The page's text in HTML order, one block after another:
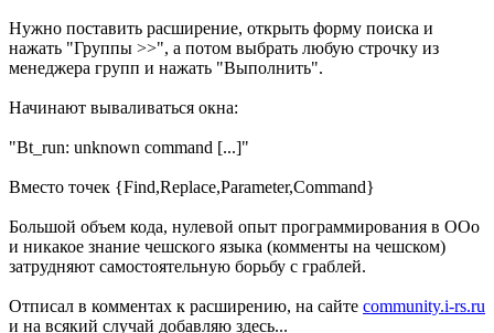
Нужно поставить расширение, открыть форму поиска и
нажать "Группы >>", а потом выбрать любую строчку из
менеджера групп и нажать "Выполнить".
Начинают вываливаться окна:
"Bt_run: unknown command [...]"
Вместо точек {Find,Replace,Parameter,Command}
Большой объем кода, нулевой опыт программирования в OOo
и никакое знание чешского языка (комменты на чешском)
затрудняют самостоятельную борьбу с граблей.
Отписал в комментах к расширению, на сайте community.i-rs.ru
и на всякий случай добавляю здесь...